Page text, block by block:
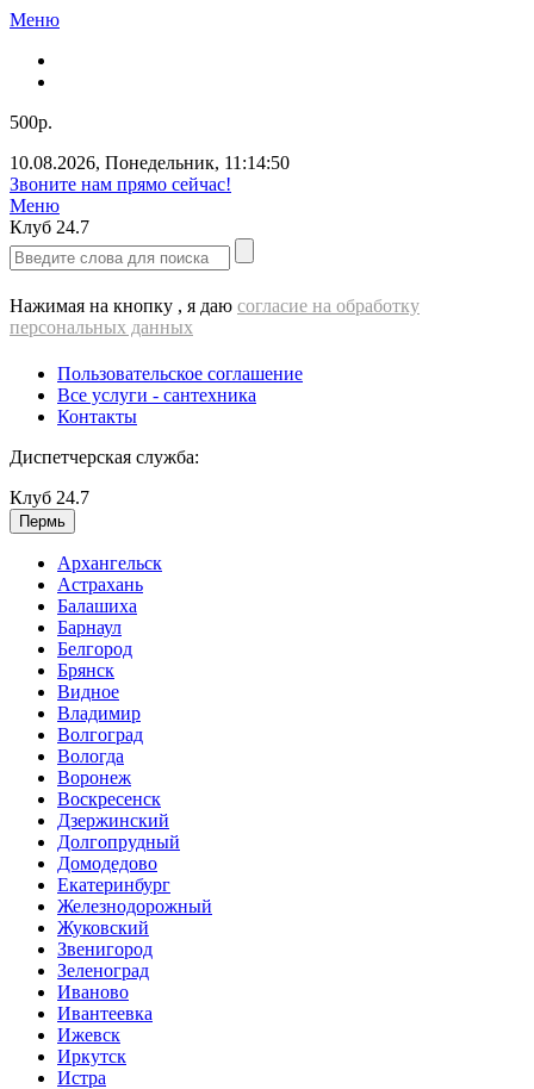
Меню
500р.
10.08.2026, Понедельник, 11:14:51
Звоните нам прямо сейчас!
Меню
Клуб 24.7
Нажимая на кнопку , я даю согласие на обработку
персональных данных
Пользовательское соглашение
Все услуги - cантехника
Контакты
Диспетчерская служба:
Клуб 24.7
Пермь
Архангельск
Астрахань
Балашиха
Барнаул
Белгород
Брянск
Видное
Владимир
Волгоград
Вологда
Воронеж
Воскресенск
Дзержинский
Долгопрудный
Домодедово
Екатеринбург
Железнодорожный
Жуковский
Звенигород
Зеленоград
Иваново
Ивантеевка
Ижевск
Иркутск
Истра